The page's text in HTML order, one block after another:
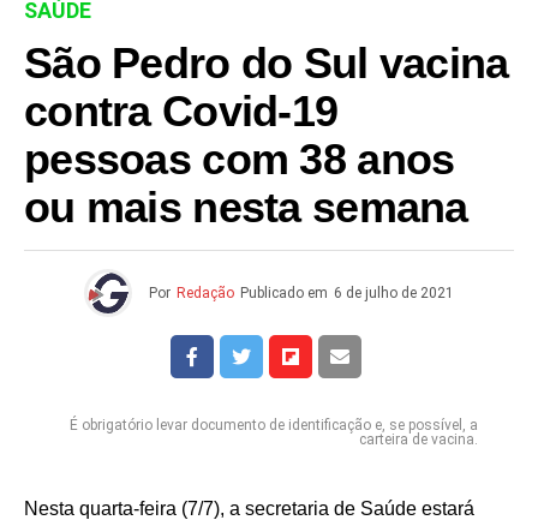
SAÚDE
São Pedro do Sul vacina
contra Covid-19
pessoas com 38 anos
ou mais nesta semana
Por Redação Publicado em 6 de julho de 2021
É obrigatório levar documento de identificação e, se possível, a
carteira de vacina.
Nesta quarta-feira (7/7), a secretaria de Saúde estará